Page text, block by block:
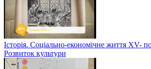
Історія. Соціально-економічне життя XV-
Розвиток культури